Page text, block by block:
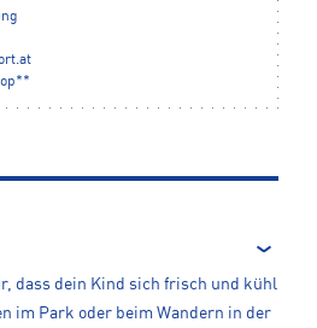
dass dein Kind sich frisch und kühl
im Park oder beim Wandern in der